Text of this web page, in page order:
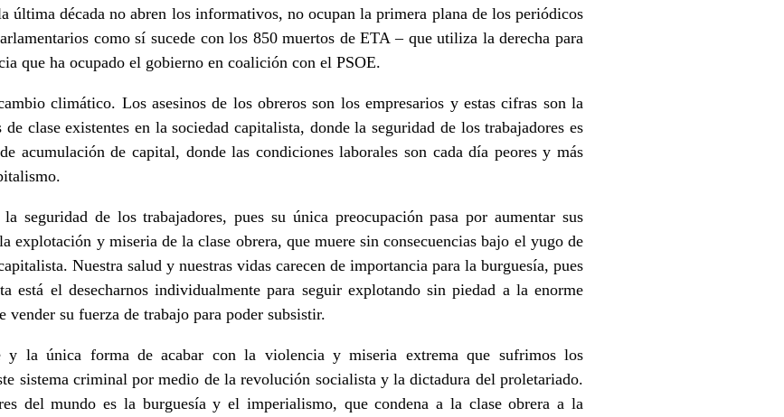
última década no abren los informativos, no ocupan la primera plana de los periódicos
como sí sucede con los 850 muertos de ETA – que utiliza la derecha para
que ha ocupado el gobierno en coalición con el PSOE.
climático. Los asesinos de los obreros son los empresarios y estas cifras son la
clase existentes en la sociedad capitalista, donde la seguridad de los trabajadores es
acumulación de capital, donde las condiciones laborales son cada día peores y más
seguridad de los trabajadores, pues su única preocupación pasa por aumentar sus
explotación y miseria de la clase obrera, que muere sin consecuencias bajo el yugo de
Nuestra salud y nuestras vidas carecen de importancia para la burguesía, pues
está el desecharnos individualmente para seguir explotando sin piedad a la enorme
vender su fuerza de trabajo para poder subsistir.
y la única forma de acabar con la violencia y miseria extrema que sufrimos los
sistema criminal por medio de la revolución socialista y la dictadura del proletariado.
del mundo es la burguesía y el imperialismo, que condena a la clase obrera a la